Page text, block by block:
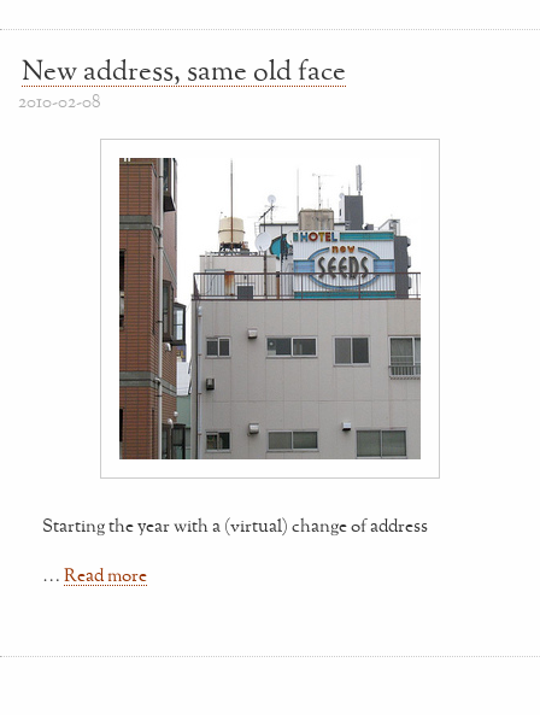
New address, same old face
2010-02-08
Starting the year with a (virtual) change of address
… Read more